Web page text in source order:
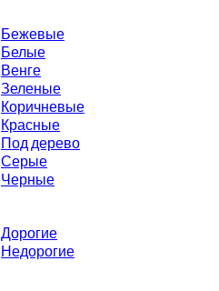
Бежевые
Белые
Венге
Зеленые
Коричневые
Красные
Под дерево
Серые
Черные
Дорогие
Недорогие